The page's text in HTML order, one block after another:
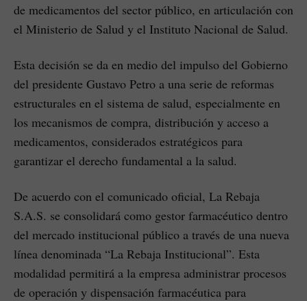
de medicamentos del sector público, en articulación con
el Ministerio de Salud y el Instituto Nacional de Salud.
Esta decisión se da en medio del impulso del Gobierno
del presidente Gustavo Petro a una serie de reformas
estructurales en el sistema de salud, especialmente en
los mecanismos de compra, distribución y acceso a
medicamentos, considerados estratégicos para
garantizar el derecho fundamental a la salud.
De acuerdo con el comunicado oficial, La Rebaja
S.A.S. se consolidará como gestor farmacéutico dentro
del mercado institucional público a través de una nueva
línea denominada “La Rebaja Institucional”. Esta
modalidad permitirá a la empresa administrar procesos
de operación y dispensación farmacéutica para